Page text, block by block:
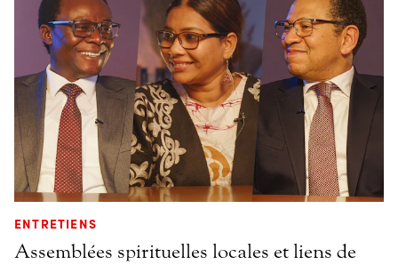
ENTRETIENS
Assemblées spirituelles locales et liens de